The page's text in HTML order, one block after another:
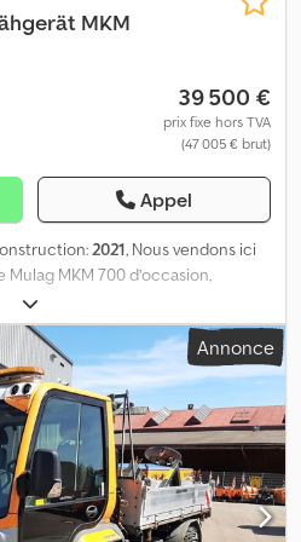
MKM
39 500 €
prix fixe hors TVA
(47 005 € brut)
Appel
2021, Nous vendons ici
MKM 700 d’occasion,
de : une tête de coupe à barres
autotondeuse pour bordures MRK
bordures RMK 1200. Sans
de plus amples informations
: 95326 Kulmbach. Dcodpfx
Annonce